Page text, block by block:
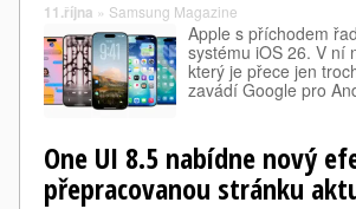
11.října » Samsung Magazine
Apple s příchodem
systému iOS 26. V ní
který je přece jen
zavádí Google pro
One UI 8.5 nabídne nový
přepracovanou stránku